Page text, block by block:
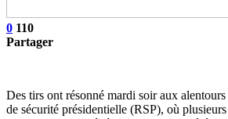
0 110
Partager
Des tirs ont résonné mardi soir aux
de sécurité présidentielle (RSP), où